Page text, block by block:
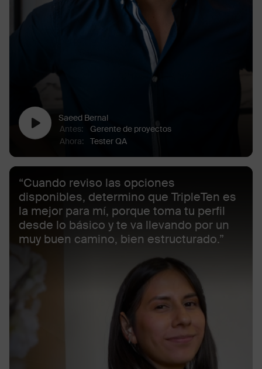
Saeed Bernal
Antes:
Gerente de proyectos
Ahora: Tester QA
“Cuando reviso las opciones
disponibles, determino que TripleTen es
la mejor para mí, porque toma tu perfil
desde lo básico y te va llevando por un
muy buen camino, bien estructurado.”